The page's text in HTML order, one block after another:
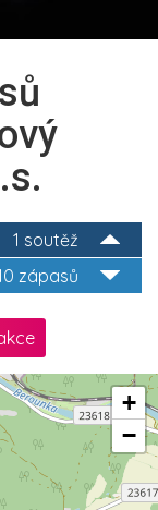
1 soutěž
zápasů
+
−